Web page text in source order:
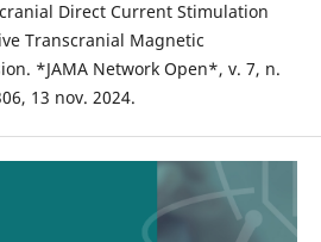
Direct Current Stimulation
Transcranial Magnetic
*JAMA Network Open*, v. 7, n.
13 nov. 2024.